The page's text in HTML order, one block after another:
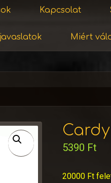
Kapcsolat
Miért
5390 Ft
20000 Ft